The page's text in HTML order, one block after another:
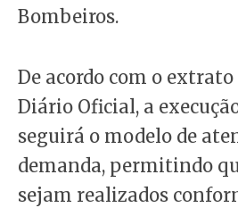
Bombeiros.
De acordo com o
Diário Oficial, a
seguirá o modelo de
demanda, permitindo
sejam realizados